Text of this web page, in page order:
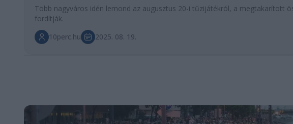
Több nagyváros idén lemond az augusztus 20-i tűzijátékról, a megtakarított
fordítják.
10perc.hu
2025. 08. 19.